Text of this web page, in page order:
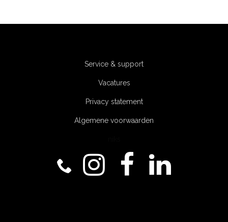
Service & support
Vacatures
Privacy statement
Algemene voorwaarden